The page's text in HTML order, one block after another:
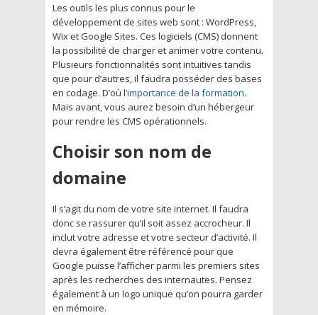
Les outils les plus connus pour le
développement de sites web sont : WordPress,
Wix et Google Sites. Ces logiciels (CMS) donnent
la possibilité de charger et animer votre contenu.
Plusieurs fonctionnalités sont intuitives tandis
que pour d’autres, il faudra posséder des bases
en codage. D’où l’importance de la formation.
Mais avant, vous aurez besoin d’un hébergeur
pour rendre les CMS opérationnels.
Choisir son nom de
domaine
Il s’agit du nom de votre site internet. Il faudra
donc se rassurer qu’il soit assez accrocheur. Il
inclut votre adresse et votre secteur d’activité. Il
devra également être référencé pour que
Google puisse l’afficher parmi les premiers sites
après les recherches des internautes. Pensez
également à un logo unique qu’on pourra garder
en mémoire.